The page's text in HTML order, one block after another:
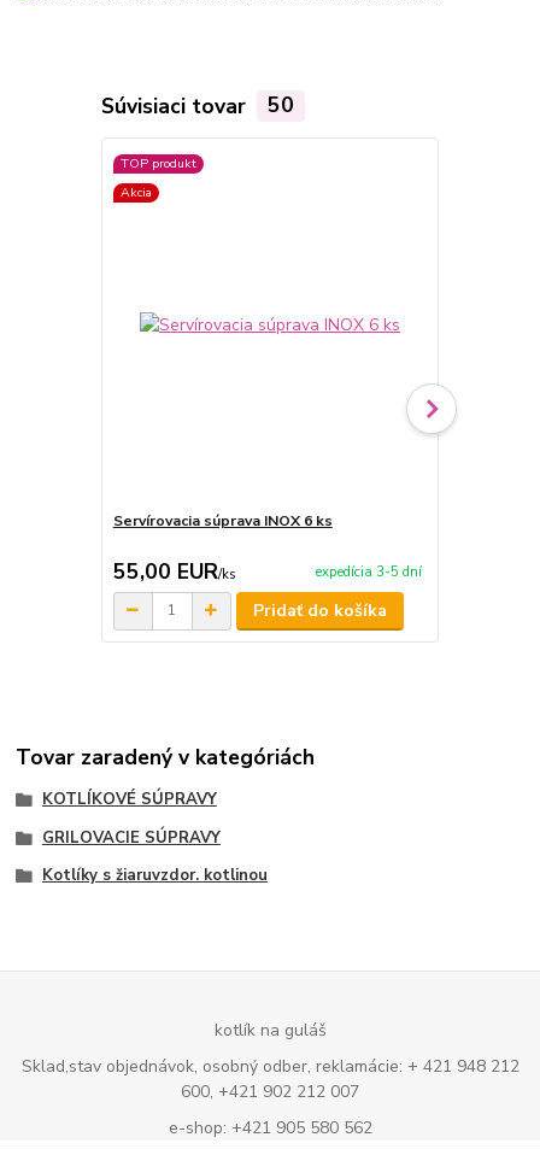
Súvisiaci tovar 50
TOP produkt
Akcia
Servírovacia súprava INOX 6 ks
55,00 EUR/ks expedícia 3-5 dní
Pridať do košíka
Tovar zaradený v kategóriách
KOTLÍKOVÉ SÚPRAVY
GRILOVACIE SÚPRAVY
Kotlíky s žiaruvzdor. kotlinou
kotlík na guláš
Sklad,stav objednávok, osobný odber, reklamácie: + 421 948 212
600, +421 902 212 007
e-shop: +421 905 580 562